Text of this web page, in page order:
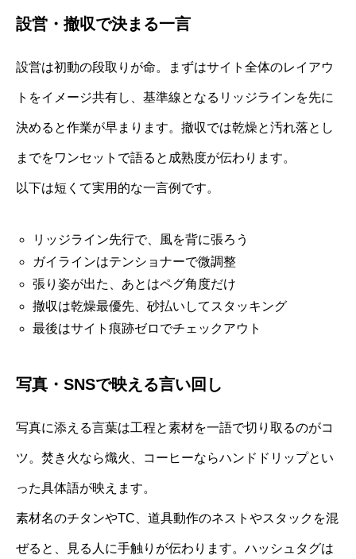
設営・撤収で決まる一言
設営は初動の段取りが命。まずはサイト全体のレイアウ
トをイメージ共有し、基準線となるリッジラインを先に
決めると作業が早まります。撤収では乾燥と汚れ落とし
までをワンセットで語ると成熟度が伝わります。
以下は短くて実用的な一言例です。
リッジライン先行で、風を背に張ろう
ガイラインはテンショナーで微調整
張り姿が出た、あとはペグ角度だけ
撤収は乾燥最優先、砂払いしてスタッキング
最後はサイト痕跡ゼロでチェックアウト
写真・SNSで映える言い回し
写真に添える言葉は工程と素材を一語で切り取るのがコ
ツ。焚き火なら熾火、コーヒーならハンドドリップとい
った具体語が映えます。
素材名のチタンやTC、道具動作のネストやスタックを混
ぜると、見る人に手触りが伝わります。ハッシュタグは